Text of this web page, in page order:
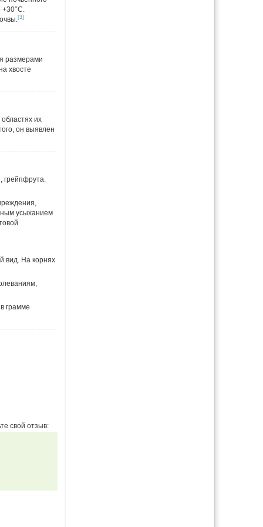
[3]
размерами
хвосте
их
он выявлен
грейпфрута.
усыханием
вид. На корнях
грамме
свой отзыв: